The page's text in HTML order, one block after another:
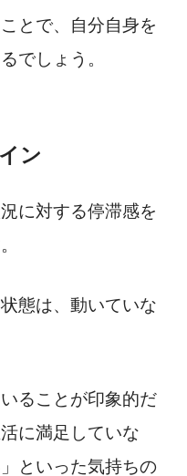
とで、自分自身を
でしょう。
ン
に対する停滞感を
態は、動いていな
ることが印象的だ
に満足していな
といった気持ちの